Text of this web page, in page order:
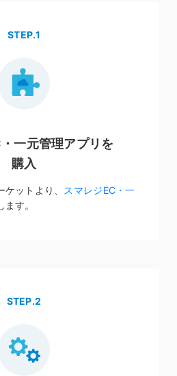
STEP.1
一元管理アプリを
購入
ットより、 スマレジEC・一
ます。
STEP.2